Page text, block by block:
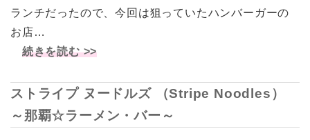
ランチだったので、今回は狙っていたハンバーガーの
お店…
続きを読む >>
ストライプ ヌードルズ （Stripe Noodles）
～那覇☆ラーメン・バー～